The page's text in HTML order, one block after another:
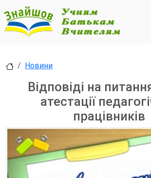
Новини
Відповіді на
атестації
працівників